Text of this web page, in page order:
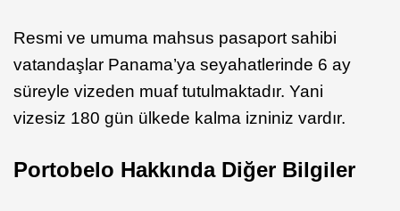
Resmi ve umuma mahsus pasaport sahibi
vatandaşlar Panama’ya seyahatlerinde 6 ay
süreyle vizeden muaf tutulmaktadır. Yani
vizesiz 180 gün ülkede kalma izniniz vardır.
Portobelo Hakkında Diğer Bilgiler